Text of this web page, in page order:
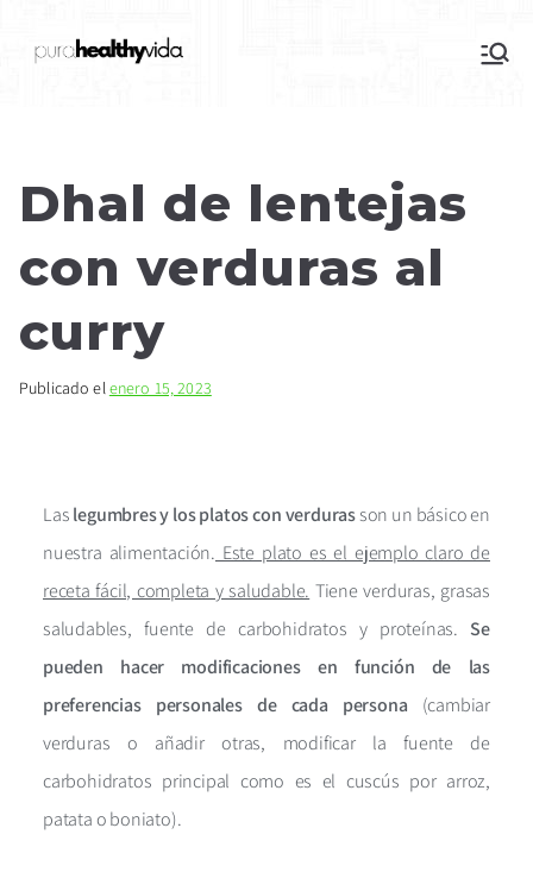
Dhal de lentejas
con verduras al
curry
Publicado el enero 15, 2023
Laslegumbres y los platos con verdurasson un básico en
nuestra alimentación. Este plato es el ejemplo claro de
receta fácil, completa y saludable. Tiene verduras, grasas
saludables, fuente de carbohidratos y proteínas. Se
pueden hacer modificaciones en función de las
preferencias personales de cada persona (cambiar
verduras o añadir otras, modificar la fuente de
carbohidratos principal como es el cuscús por arroz,
patata o boniato).